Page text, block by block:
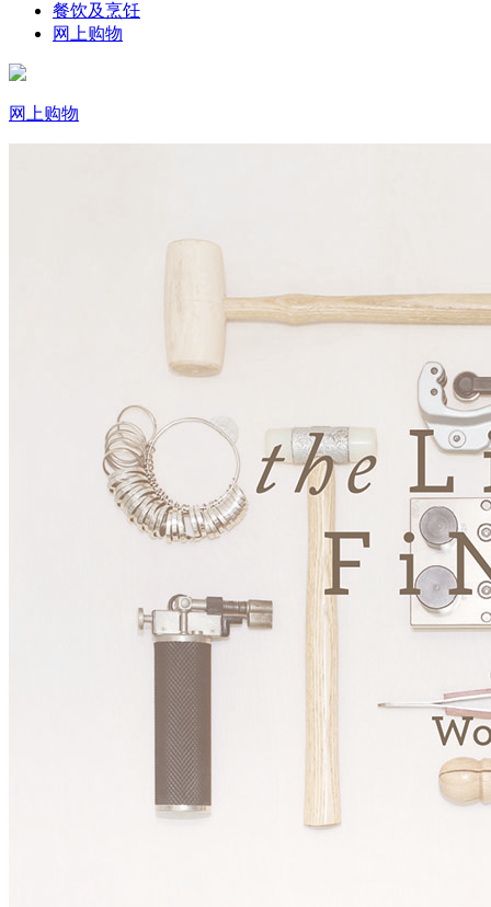
餐饮及烹饪
网上购物
网上购物